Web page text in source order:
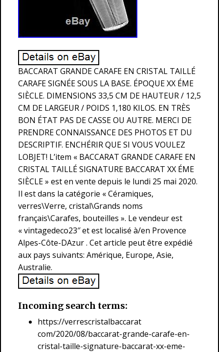
BACCARAT GRANDE CARAFE EN CRISTAL TAILLÉ
CARAFE SIGNÉE SOUS LA BASE. ÉPOQUE XX ÉME
SIÈCLE. DIMENSIONS 33,5 CM DE HAUTEUR / 12,5
CM DE LARGEUR / POIDS 1,180 KILOS. EN TRÈS
BON ÉTAT PAS DE CASSE OU AUTRE. MERCI DE
PRENDRE CONNAISSANCE DES PHOTOS ET DU
DESCRIPTIF. ENCHÉRIR QUE SI VOUS VOULEZ
LOBJET! L’item « BACCARAT GRANDE CARAFE EN
CRISTAL TAILLÉ SIGNATURE BACCARAT XX ÉME
SIÈCLE » est en vente depuis le lundi 25 mai 2020.
Il est dans la catégorie « Céramiques,
verres\Verre, cristal\Grands noms
français\Carafes, bouteilles ». Le vendeur est
« vintagedeco23″ et est localisé à/en Provence
Alpes-Côte-DAzur . Cet article peut être expédié
aux pays suivants: Amérique, Europe, Asie,
Australie.
Incoming search terms:
https://verrescristalbaccarat
com/2020/08/baccarat-grande-carafe-en-
cristal-taille-signature-baccarat-xx-eme-